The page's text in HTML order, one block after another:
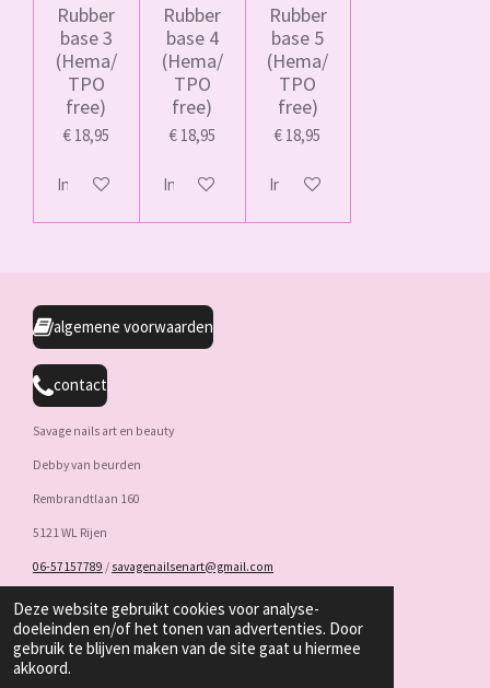
Deze website gebruikt cookies voor analyse-
doeleinden en/of het tonen van advertenties. Door
gebruik te blijven maken van de site gaat u hiermee
akkoord.
Rubber
base 3
(Hema/
TPO
free)
€ 18,95
In winkelwagen
Rubber
base 4
(Hema/
TPO
free)
€ 18,95
In winkelwagen
Rubber
base 5
(Hema/
TPO
free)
€ 18,95
In winkelwagen
algemene voorwaarden
contact
Savage nails art en beauty
Debby van beurden
Rembrandtlaan 160
5121 WL Rijen
06-57157789 / savagenailsenart@gmail.com
KVK : 86340689 / BTW : NL004232526B15
F
a
I
W
© 2022 - 2026 Savagenailsandbeauty